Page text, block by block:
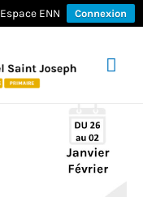
Espace ENN Connexion